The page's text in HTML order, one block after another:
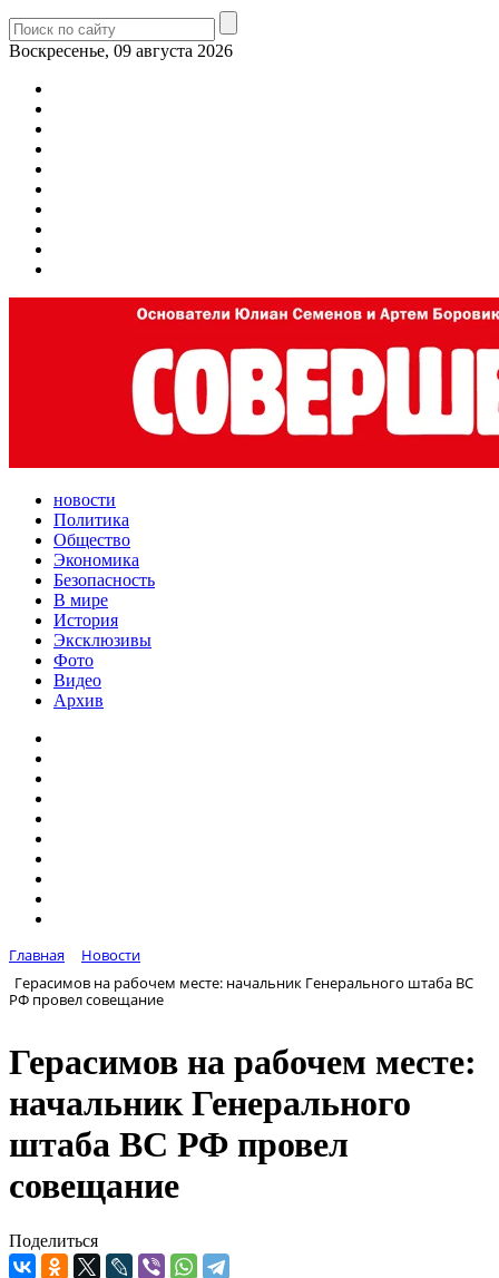
Воскресенье, 09 августа 2026
новости
Политика
Общество
Экономика
Безопасность
В мире
История
Эксклюзивы
Фото
Видео
Архив
Главная
Новости
Герасимов на рабочем месте: начальник Генерального штаба ВС
РФ провел совещание
Герасимов на рабочем месте:
начальник Генерального
штаба ВС РФ провел
совещание
Поделиться